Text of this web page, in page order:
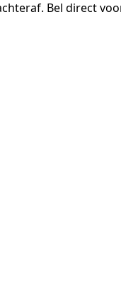
Bel direct